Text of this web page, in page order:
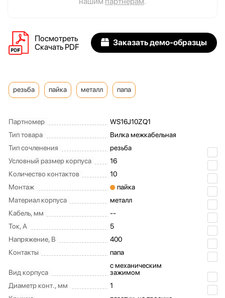
Посмотреть
Скачать PDF
Заказать демо-образцы
резьба пайка металл папа
Партномер
WS16J10ZQ1
Тип товара
Вилка межкабельная
Тип сочленения
резьба
Условный размер корпуса
16
Количество контактов
10
Монтаж
пайка
Материал корпуса
металл
Кабель, мм
--
Ток, А
5
Напряжение, В
400
Контакты
папа
Вид корпуса
с механическим
зажимом
Диаметр конт., мм
1